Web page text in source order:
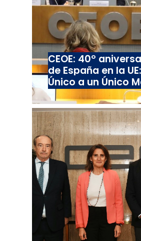
CEOE: 40º
de España en la
Único a un Único